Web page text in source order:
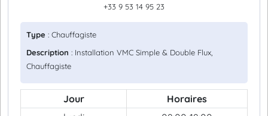
+33 9 53 14 95 23
Type : Chauffagiste
Description : Installation VMC Simple & Double Flux,
Chauffagiste
Jour
Horaires